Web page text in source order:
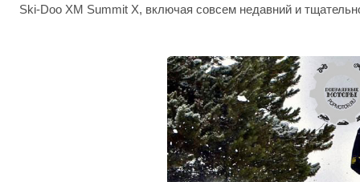
Ski-Doo XM Summit X, включая совсем недавний и